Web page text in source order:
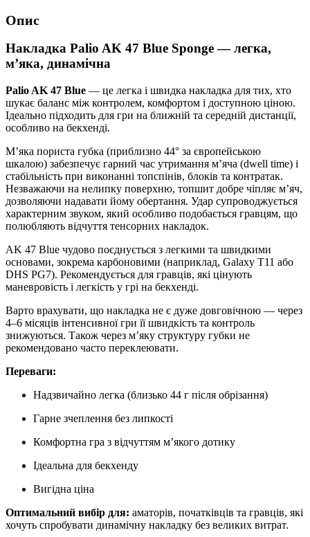
Опис
Накладка Palio AK 47 Blue Sponge — легка,
м’яка, динамічна
Palio AK 47 Blue — це легка і швидка накладка для тих, хто
шукає баланс між контролем, комфортом і доступною ціною.
Ідеально підходить для гри на ближній та середній дистанції,
особливо на бекхенді.
М’яка пориста губка (приблизно 44° за європейською
шкалою) забезпечує гарний час утримання м’яча (dwell time) і
стабільність при виконанні топспінів, блоків та контратак.
Незважаючи на нелипку поверхню, топшит добре чіпляє м’яч,
дозволяючи надавати йому обертання. Удар супроводжується
характерним звуком, який особливо подобається гравцям, що
полюбляють відчуття тенсорних накладок.
AK 47 Blue чудово поєднується з легкими та швидкими
основами, зокрема карбоновими (наприклад, Galaxy T11 або
DHS PG7). Рекомендується для гравців, які цінують
маневровість і легкість у грі на бекхенді.
Варто врахувати, що накладка не є дуже довговічною — через
4–6 місяців інтенсивної гри її швидкість та контроль
знижуються. Також через м’яку структуру губки не
рекомендовано часто переклеювати.
Переваги:
Надзвичайно легка (близько 44 г після обрізання)
Гарне зчеплення без липкості
Комфортна гра з відчуттям м’якого дотику
Ідеальна для бекхенду
Вигідна ціна
Оптимальний вибір для: аматорів, початківців та гравців, які
хочуть спробувати динамічну накладку без великих витрат.